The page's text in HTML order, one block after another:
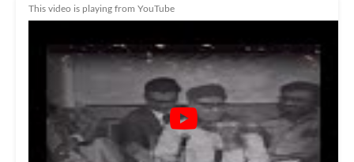
This video is playing from YouTube